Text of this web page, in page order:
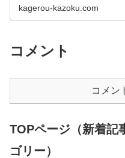
kagerou-kazoku.com
コメント
コメン
TOPページ（新着記
ゴリー）